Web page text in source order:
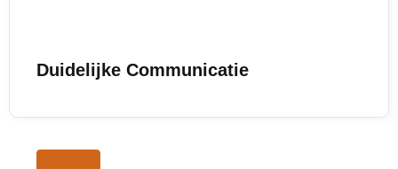
Duidelijke Communicatie